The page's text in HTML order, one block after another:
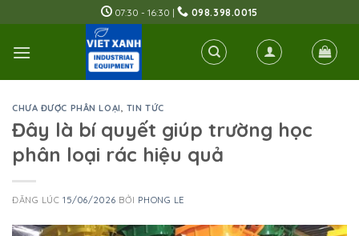
to
content
07:30 - 16:30 | 098.398.0015
CHƯA ĐƯỢC PHÂN LOẠI, TIN TỨC
Đây là bí quyết giúp trường học
phân loại rác hiệu quả
ĐĂNG LÚC15/06/2026 BỞI PHONG LE